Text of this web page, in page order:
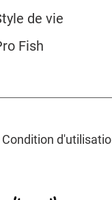
de vie
Fish
Condition